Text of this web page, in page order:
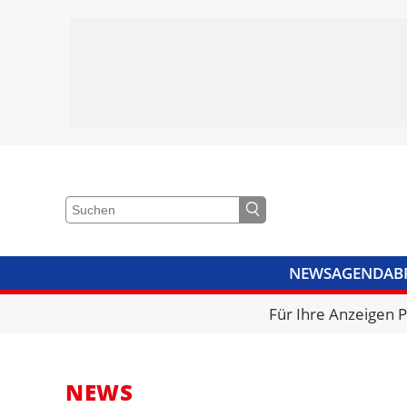
NEWSAGENDA
VIDEOSBIBLIOTHEK
Für Ihre Anzeigen
NEWS